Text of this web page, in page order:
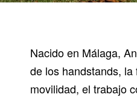
Nacido en Málaga,
de los handstands, la
movilidad, el trabajo